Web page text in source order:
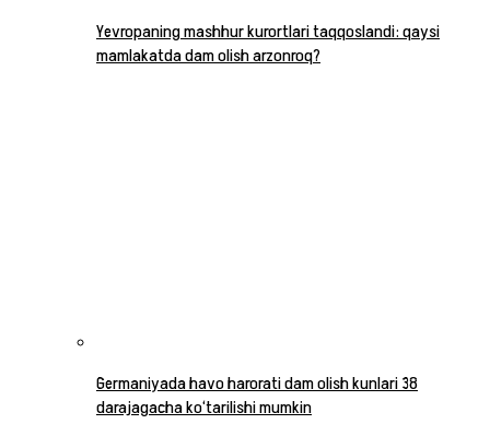
Yevropaning mashhur kurortlari taqqoslandi: qaysi
mamlakatda dam olish arzonroq?
Germaniyada havo harorati dam olish kunlari 38
darajagacha ko‘tarilishi mumkin